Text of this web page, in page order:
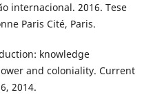
internacional. 2016. Tese
Paris Cité, Paris.
knowledge
and coloniality. Current
2014.